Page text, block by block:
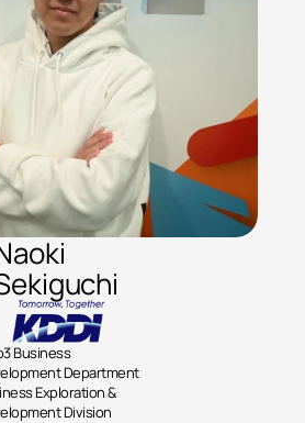
Business
Department
Exploration &
Division